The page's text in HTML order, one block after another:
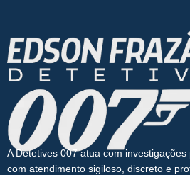
A Detetives 007 atua com investigações
com atendimento sigiloso, discreto e